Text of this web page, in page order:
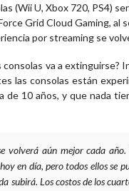
(Wii U, Xbox 720, PS4)
Grid Cloud Gaming, al
por streaming se
consolas va a
las consolas están
de 10 años, y que nada
volverá aún mejor cada
en día, pero todos ellos se
subirá. Los costos de los